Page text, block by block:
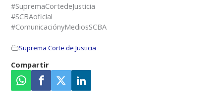
#SupremaCortedeJusticia
#SCBAoficial
#ComunicaciónyMediosSCBA
Suprema Corte de Justicia